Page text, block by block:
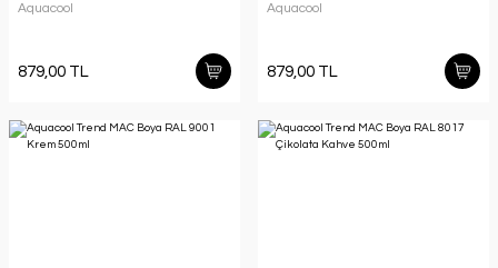
Aquacool
879,00 TL
Aquacool
879,00 TL